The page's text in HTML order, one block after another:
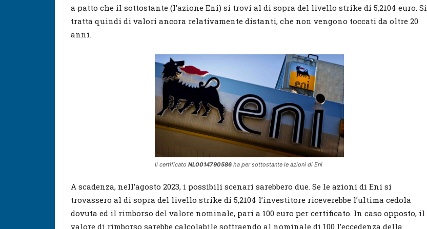
a patto che il sottostante (l’azione Eni) si trovi al di sopra del livello strike di 5,2104 euro. Si
tratta quindi di valori ancora relativamente distanti, che non vengono toccati da oltre 20
anni.
Il certificato NL0014790586ha per sottostante le azioni di Eni
A scadenza, nell’agosto 2023, i possibili scenari sarebbero due. Se le azioni di Eni si
trovassero al di sopra del livello strike di 5,2104 l’investitore riceverebbe l’ultima cedola
dovuta ed il rimborso del valore nominale, pari a 100 euro per certificato. In caso opposto, il
valore di rimborso sarebbe calcolabile sottraendo al nominale di 100 l’eccedenza della